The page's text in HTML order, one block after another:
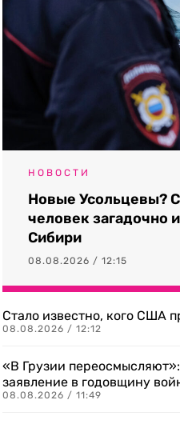
НОВОСТИ
Новые Усольцевы?
человек загадочно
Сибири
08.08.2026 / 12:15
Стало известно, кого США
08.08.2026 / 12:12
«В Грузии
заявление в годовщину
08.08.2026 / 11:49